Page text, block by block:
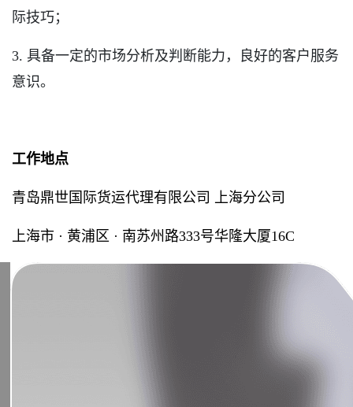
际技巧；
3. 具备一定的市场分析及判断能力，良好的客户服务
意识。
工作地点
青岛鼎世国际货运代理有限公司 上海分公司
上海市 · 黄浦区 · 南苏州路333号华隆大厦16C